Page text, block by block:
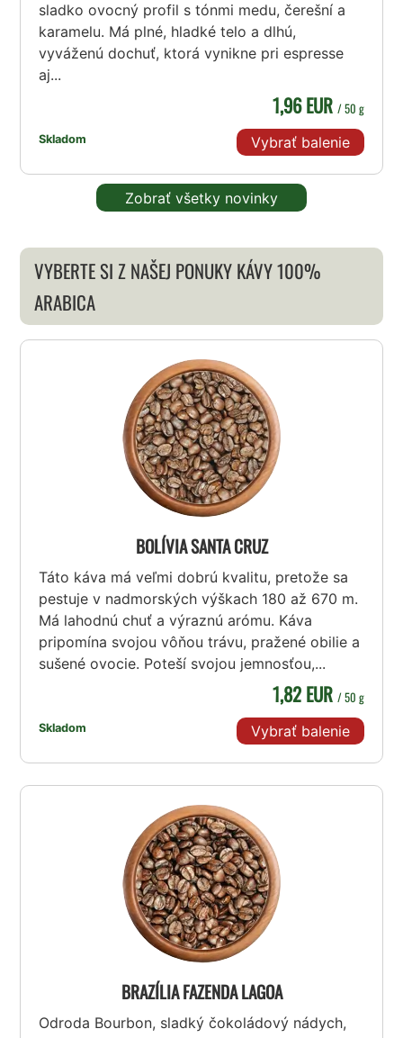
sladko ovocný profil s tónmi medu, čerešní a
karamelu. Má plné, hladké telo a dlhú,
vyváženú dochuť, ktorá vynikne pri espresse
aj...
Skladom
1,96 EUR / 50 g
Vybrať balenie
Zobrať všetky novinky
VYBERTE SI Z NAŠEJ PONUKY KÁVY 100%
ARABICA
BOLÍVIA SANTA CRUZ
Táto káva má veľmi dobrú kvalitu, pretože sa
pestuje v nadmorských výškach 180 až 670 m.
Má lahodnú chuť a výraznú arómu. Káva
pripomína svojou vôňou trávu, pražené obilie a
sušené ovocie. Poteší svojou jemnosťou,...
Skladom
1,82 EUR / 50 g
Vybrať balenie
BRAZÍLIA FAZENDA LAGOA
Odroda Bourbon, sladký čokoládový nádych,